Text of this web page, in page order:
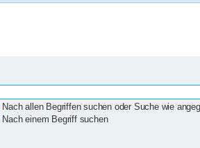
Nach allen Begriffen suchen oder Suche wie
Nach einem Begriff suchen